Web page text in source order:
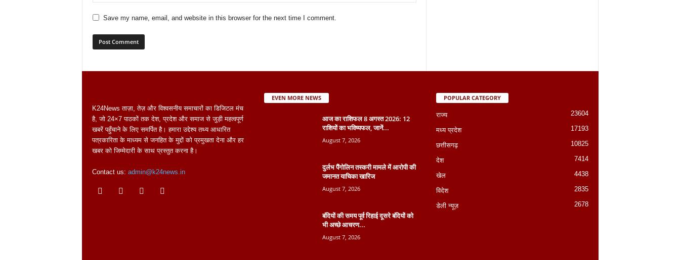
Save my name, email, and website in this browser for the next time I comment.
K24News ताज़ा, तेज़ और विश्वसनीय समाचारों का डिजिटल मंच
है, जो 24×7 पाठकों तक देश, प्रदेश और समाज से जुड़ी महत्वपूर्ण
खबरें पहुँचाने के लिए समर्पित है। हमारा उद्देश्य तथ्य आधारित
पत्रकारिता के माध्यम से जनहित के मुद्दों को प्रमुखता देना और हर
खबर को जिम्मेदारी के साथ प्रस्तुत करना है।
Contact us: admin@k24news.in
EVEN MORE NEWS
आज का राशिफल 8 अगस्त 2026: 12
राशियों का भविष्यफल, जानें...
August 7, 2026
दुर्लभ पैंगोलिन तस्करी मामले में आरोपी की
जमानत याचिका खारिज
August 7, 2026
बंदियों की समय पूर्व रिहाई दूसरे बंदियों को
भी अच्छे आचरण...
August 7, 2026
POPULAR CATEGORY
राज्य 23604
मध्य प्रदेश 17193
छत्तीसगढ़ 10825
देश 7414
खेल 4438
विदेश 2835
डेली न्यूज़ 2678